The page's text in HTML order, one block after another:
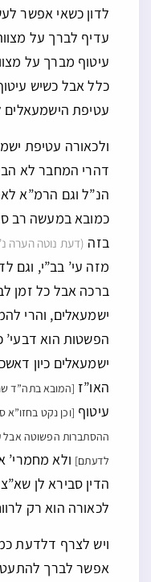
לדון כשאי אפשר
עדיף לברך על
עיטוף מברך על
כלל אבל כשיש
עטיפת הישמעאלים
ולכאורה עטיפת
דהרי המחבר לא
הנ”ל וגם הרמ”א
כמובא במעשה רב
בזה (דעת נוטה הערה
מזה עי’ בב”י, וגם
ברכה אבל כל זמן
ישמעאלים, והרי
הפשטות הוא דבעי’
ישמעאלים כיון
האו”ז [המובא בתה”ד
עיטוף [וכן נקט
ההסתברות הפשוטה אבל
לדעתם] ולא מחמרי’
הדין סבירא לן
לכאורה הוא רק
ויש לצרף דלדעת
אפשר לברך